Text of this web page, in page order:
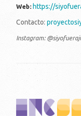
Web: https://
Contacto:
Instagram: